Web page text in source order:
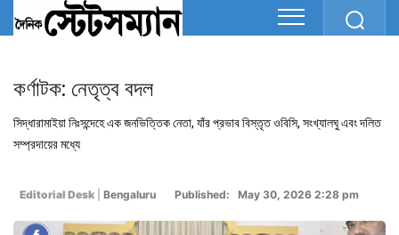
কর্ণাটক: নেতৃত্ব বদল
সিদ্ধারামাইয়া নিঃসন্দেহে এক জনভিত্তিক নেতা, যাঁর প্রভাব বিস্তৃত ওবিসি, সংখ্যালঘু এবং দলিত
সম্প্রদায়ের মধ্যে
Editorial Desk Bengaluru Published: May 30, 2026 2:28 pm